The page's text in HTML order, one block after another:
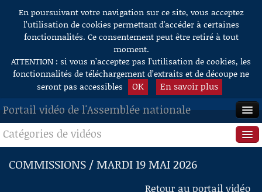
Aller au contenu
En poursuivant votre navigation sur ce site, vous acceptez
l’utilisation de cookies permettant d'accéder à certaines
fonctionnalités. Ce consentement peut être retiré à tout
moment.
ATTENTION : si vous n’acceptez pas l’utilisation de cookies, les
fonctionnalités de téléchargement d’extraits et de découpe ne
seront pas accessibles
OK En savoir plus
Portail vidéo de l'Assemblée nationale
ACCUEIL
EN DIRECT
Catégories de vidéos
Séance publique
Questions au Gouvernement
COMMISSIONS / MARDI 19 MAI 2026
Retour au portail vidéo